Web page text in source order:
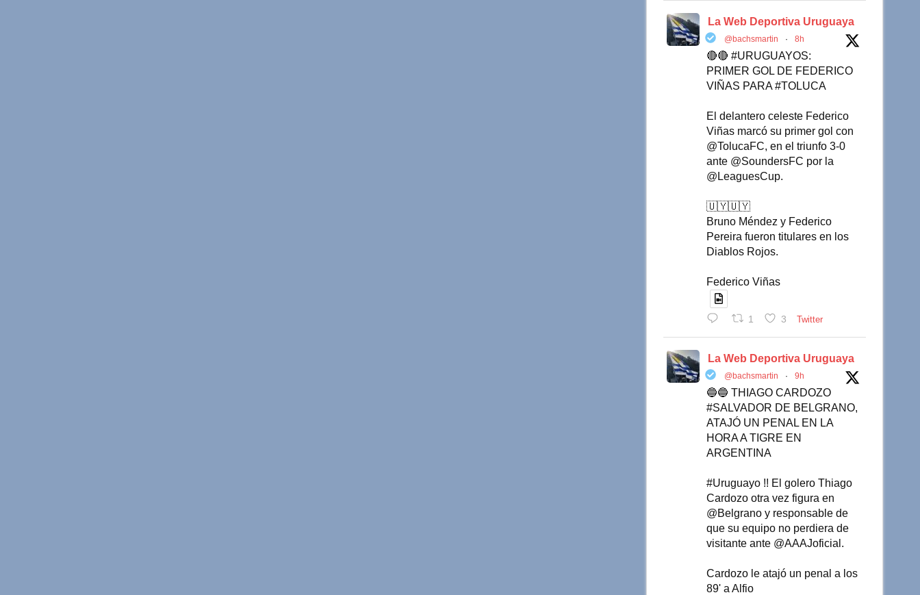
La Web Deportiva Uruguaya
@bachsmartin · 8h
🔴🔴 #URUGUAYOS:
PRIMER GOL DE FEDERICO
VIÑAS PARA #TOLUCA
El delantero celeste Federico
Viñas marcó su primer gol con
@TolucaFC, en el triunfo 3-0
ante @SoundersFC por la
@LeaguesCup.
🇺🇾🇺🇾
Bruno Méndez y Federico
Pereira fueron titulares en los
Diablos Rojos.
Federico Viñas
1 3 Twitter
La Web Deportiva Uruguaya
@bachsmartin · 9h
🔵🔵 THIAGO CARDOZO
#SALVADOR DE BELGRANO,
ATAJÓ UN PENAL EN LA
HORA A TIGRE EN
ARGENTINA
#Uruguayo !! El golero Thiago
Cardozo otra vez figura en
@Belgrano y responsable de
que su equipo no perdiera de
visitante ante @AAAJoficial.
Cardozo le atajó un penal a los
89' a Alfio